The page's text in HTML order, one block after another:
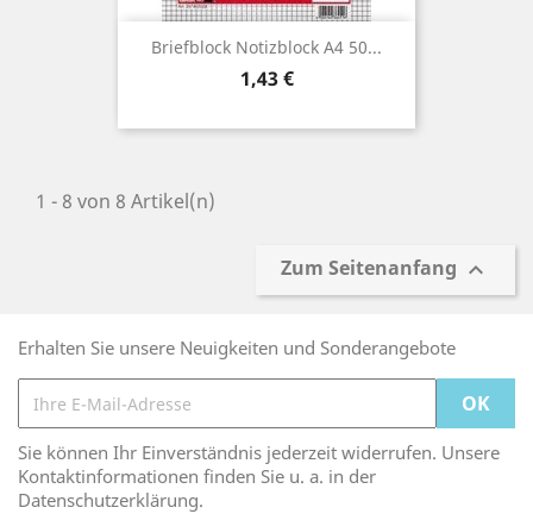
Briefblock Notizblock A4 50...
Preis
1,43 €
1 - 8 von 8 Artikel(n)
Zum Seitenanfang 
Erhalten Sie unsere Neuigkeiten und Sonderangebote
Sie können Ihr Einverständnis jederzeit widerrufen. Unsere
Kontaktinformationen finden Sie u. a. in der
Datenschutzerklärung.